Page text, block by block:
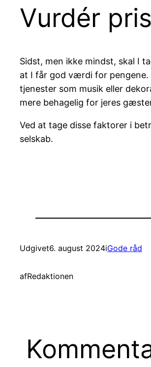
Vurdér
Sidst, men ikke mindst, skal I
at I får god værdi for pengene.
tjenester som musik eller
mere behagelig for jeres
Ved at tage disse faktorer i
selskab.
Udgivet6. august 2024iGode råd
afRedaktionen